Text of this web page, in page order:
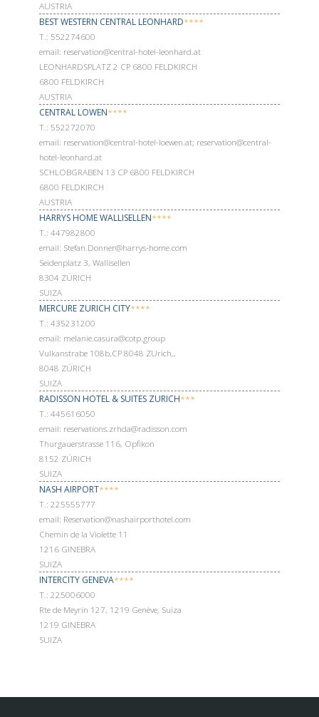
AUSTRIA
BEST WESTERN CENTRAL LEONHARD****
Т.: 552274600
email: reservation@central-hotel-leonhard.at
LEONHARDSPLATZ 2 CP 6800 FELDKIRCH
6800 FELDKIRCH
AUSTRIA
CENTRAL LOWEN****
Т.: 552272070
email: reservation@central-hotel-loewen.at; reservation@central-
hotel-leonhard.at
SCHLOBGRABEN 13 CP 6800 FELDKIRCH
6800 FELDKIRCH
AUSTRIA
HARRYS HOME WALLISELLEN****
Т.: 447982800
email: Stefan.Donner@harrys-home.com
Seidenplatz 3, Wallisellen
8304 ZÚRICH
SUIZA
MERCURE ZURICH CITY****
Т.: 435231200
email: melanie.casura@cotp.group
Vulkanstrabe 108b,CP 8048 ZUrich,,
8048 ZÚRICH
SUIZA
RADISSON HOTEL & SUITES ZURICH***
Т.: 445616050
email: reservations.zrhda@radisson.com
Thurgauerstrasse 116, Opfikon
8152 ZÚRICH
SUIZA
NASH AIRPORT****
Т.: 225555777
email: Reservation@nashairporthotel.com
Chemin de la Violette 11
1216 GINEBRA
SUIZA
INTERCITY GENEVA****
Т.: 225006000
Rte de Meyrin 127, 1219 Genève, Suiza
1219 GINEBRA
SUIZA